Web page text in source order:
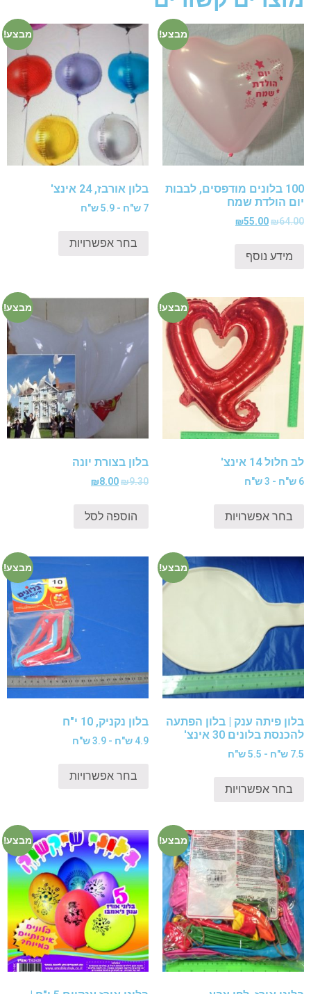
מבצע!
100 בלונים מודפסים, לבבות
יום הולדת שמח
₪64.00
₪55.00
מידע נוסף
מבצע!
בלון אורבז, 24 אינצ'
7 ש"ח - 5.9 ש"ח
בחר אפשרויות
מבצע!
לב חלול 14 אינצ'
6 ש"ח - 3 ש"ח
בחר אפשרויות
מבצע!
בלון בצורת יונה
₪9.30
₪8.00
הוספה לסל
מבצע!
בלון פיתה ענק | בלון הפתעה
להכנסת בלונים 30 אינצ'
7.5 ש"ח - 5.5 ש"ח
בחר אפשרויות
מבצע!
בלון נקניק, 10 י"ח
4.9 ש"ח - 3.9 ש"ח
בחר אפשרויות
מבצע! מבצע!